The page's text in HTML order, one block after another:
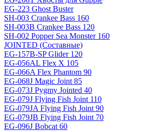
EG-223 Ghost Buster
SH-003 Crankee Bass 160
SH-003B Crankee Bass 120
SH-002 Popper Sea Monster 160
JOINTED (Составные)
EG-157B-SP Glider 120
EG-056AL Flex X 105
EG-066A Flex Phantom 90
EG-068J Magic Joint 85
EG-073J Pygmy Jointed 40
EG-079J Flying Fish Joint 110
EG-079JA Flying Fish Joint 90
EG-079JB Flying Fish Joint 70
EG-096J Bobcat 60